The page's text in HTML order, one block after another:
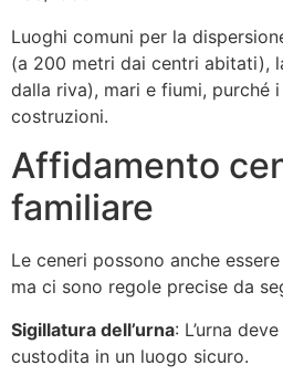
Luoghi comuni per la
(a 200 metri dai centri abitati),
dalla riva), mari e fiumi, purché
costruzioni.
Affidamento
familiare
Le ceneri possono anche
ma ci sono regole precise da
Sigillatura dell’urna: L’urna
custodita in un luogo sicuro.